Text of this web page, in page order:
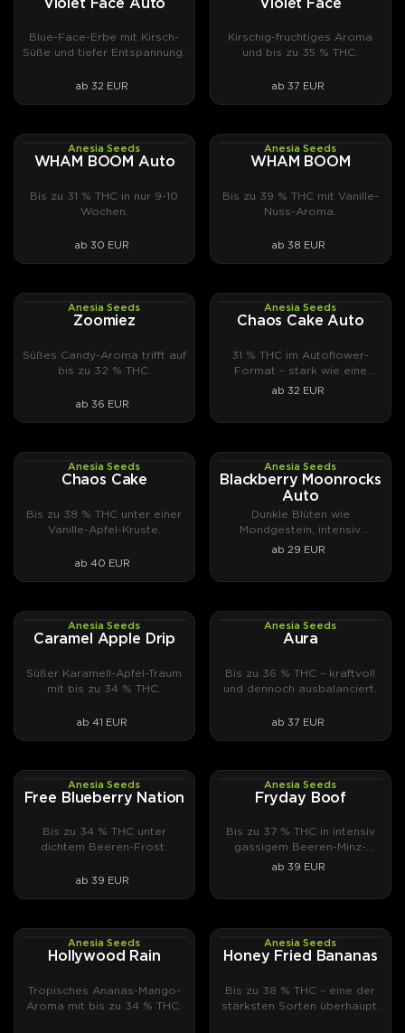
Violet Face Auto
Blue-Face-Erbe mit Kirsch-
Süße und tiefer Entspannung.
ab 32 EUR
Violet Face
Kirschig-fruchtiges Aroma
und bis zu 35 % THC.
ab 37 EUR
AUTOFEMAnesia Seeds
WHAM BOOM Auto
Bis zu 31 % THC in nur 9-10
Wochen.
ab 30 EUR
PHOTOFEMAnesia Seeds
WHAM BOOM
Bis zu 39 % THC mit Vanille-
Nuss-Aroma.
ab 38 EUR
PHOTOFEMAnesia Seeds
Zoomiez
Süßes Candy-Aroma trifft auf
bis zu 32 % THC.
ab 36 EUR
AUTOFEMAnesia Seeds
Chaos Cake Auto
31 % THC im Autoflower-
Format – stark wie eine
Photoperiodische.
ab 32 EUR
PHOTOFEMAnesia Seeds
Chaos Cake
Bis zu 38 % THC unter einer
Vanille-Apfel-Kruste.
ab 40 EUR
AUTOFEMAnesia Seeds
Blackberry Moonrocks
Auto
Dunkle Blüten wie
Mondgestein, intensiv
fruchtiges Aroma.
ab 29 EUR
PHOTOFEMAnesia Seeds
Caramel Apple Drip
Süßer Karamell-Apfel-Traum
mit bis zu 34 % THC.
ab 41 EUR
PHOTOFEMAnesia Seeds
Aura
Bis zu 36 % THC – kraftvoll
und dennoch ausbalanciert.
ab 37 EUR
PHOTOFEMAnesia Seeds
Free Blueberry Nation
Bis zu 34 % THC unter
dichtem Beeren-Frost.
ab 39 EUR
PHOTOFEMAnesia Seeds
Fryday Boof
Bis zu 37 % THC in intensiv
gassigem Beeren-Minz-
Aroma.
ab 39 EUR
PHOTOFEMAnesia Seeds
Hollywood Rain
Tropisches Ananas-Mango-
Aroma mit bis zu 34 % THC.
PHOTOFEMAnesia Seeds
Honey Fried Bananas
Bis zu 38 % THC – eine der
stärksten Sorten überhaupt.